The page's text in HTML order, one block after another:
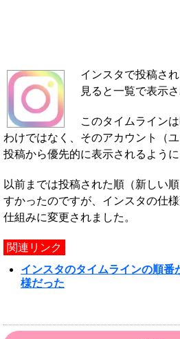
インスタで投稿さ
見ると一覧で表示さ
このタイムライン
わけではなく、そのアカウント（
投稿から優先的に表示されるように
以前までは投稿された順（新しい
すかったのですが、インスタの仕
仕組みに変更されました。
関連リンク
インスタのタイムラインの順番
様だった